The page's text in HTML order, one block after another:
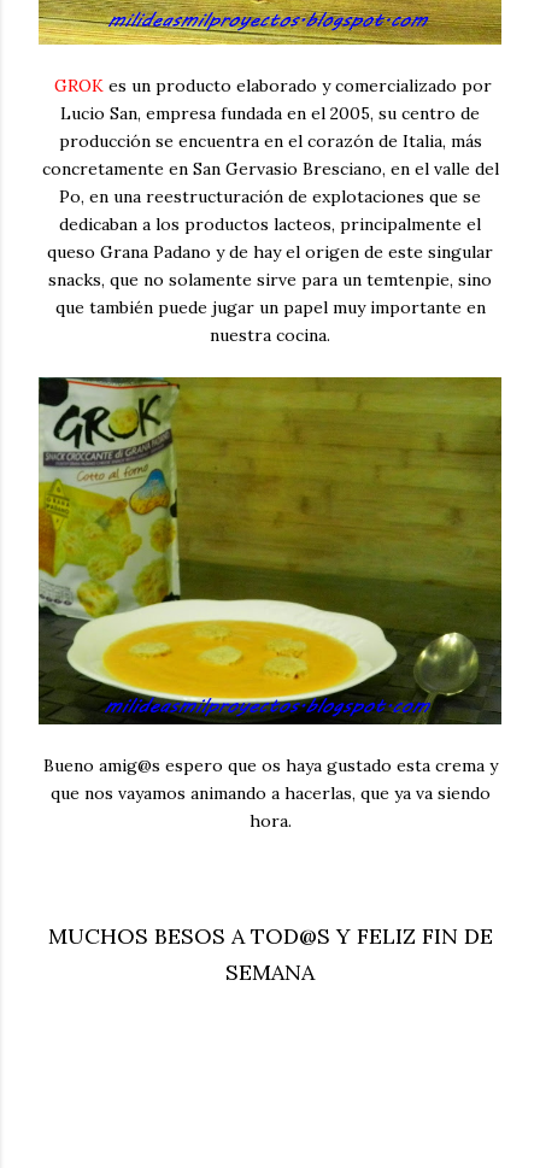
GROKes un producto elaborado y comercializado por
Lucio San, empresa fundada en el 2005, su centro de
producción se encuentra en el corazón de Italia, más
concretamente en San Gervasio Bresciano, en el valle del
Po, en una reestructuración de explotaciones que se
dedicaban a los productos lacteos, principalmente el
queso Grana Padano y de hay el origen de este singular
snacks, que no solamente sirve para un temtenpie, sino
que también puede jugar un papel muy importante en
nuestra cocina.
Bueno amig@s espero que os haya gustado esta crema y
que nos vayamos animando a hacerlas, que ya va siendo
hora.
MUCHOS BESOS A TOD@S Y FELIZ FIN DE
SEMANA